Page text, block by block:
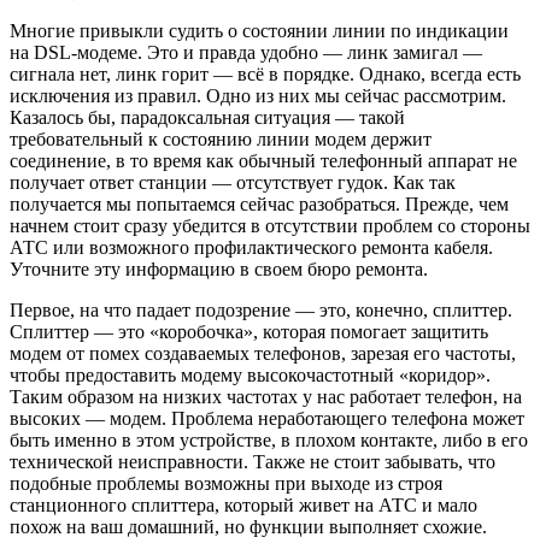
Многие привыкли судить о состоянии линии по индикации
на DSL-модеме. Это и правда удобно — линк замигал —
сигнала нет, линк горит — всё в порядке. Однако, всегда есть
исключения из правил. Одно из них мы сейчас рассмотрим.
Казалось бы, парадоксальная ситуация — такой
требовательный к состоянию линии модем держит
соединение, в то время как обычный телефонный аппарат не
получает ответ станции — отсутствует гудок. Как так
получается мы попытаемся сейчас разобраться. Прежде, чем
начнем стоит сразу убедится в отсутствии проблем со стороны
АТС или возможного профилактического ремонта кабеля.
Уточните эту информацию в своем бюро ремонта.
Первое, на что падает подозрение — это, конечно, сплиттер.
Сплиттер — это «коробочка», которая помогает защитить
модем от помех создаваемых телефонов, зарезая его частоты,
чтобы предоставить модему высокочастотный «коридор».
Таким образом на низких частотах у нас работает телефон, на
высоких — модем. Проблема неработающего телефона может
быть именно в этом устройстве, в плохом контакте, либо в его
технической неисправности. Также не стоит забывать, что
подобные проблемы возможны при выходе из строя
станционного сплиттера, который живет на АТС и мало
похож на ваш домашний, но функции выполняет схожие.